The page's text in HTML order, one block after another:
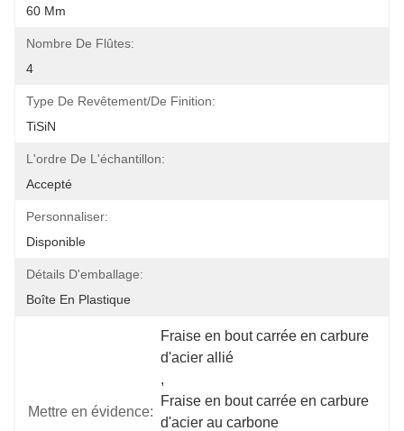
60 Mm
Nombre De Flûtes:
4
Type De Revêtement/de Finition:
TiSiN
L'ordre De L'échantillon:
Accepté
Personnaliser:
Disponible
Détails D'emballage:
Boîte En Plastique
Mettre en évidence:
Fraise en bout carrée en carbure
d'acier allié
,
Fraise en bout carrée en carbure
d'acier au carbone